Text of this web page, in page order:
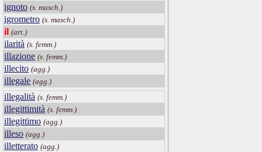
ignoto (s. masch.)
igrometro (s. masch.)
il (art.)
ilarità (s. femm.)
illazione (s. femm.)
illecito (agg.)
illegale (agg.)
illegalità (s. femm.)
illegittimità (s. femm.)
illegittimo (agg.)
illeso (agg.)
illetterato (agg.)